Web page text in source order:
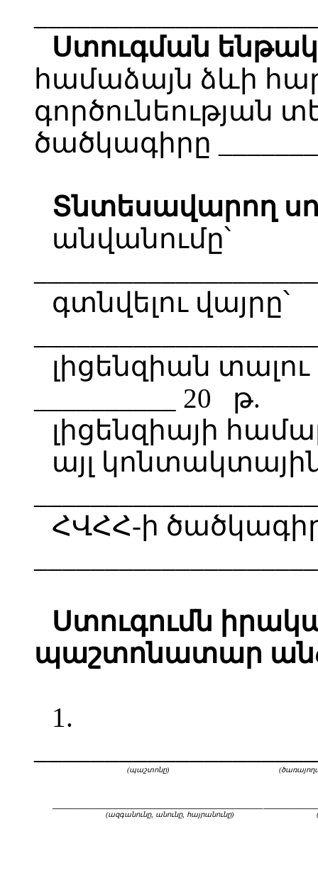
Ստուգման
համաձայն ձևի
գործունեության
ծածկագիրը
Տնտեսավարող
անվանումը՝
գտնվելու վայրը՝
լիցենզիան
__________ 20 թ.
լիցենզիայի
այլ
ՀՎՀՀ-ի
Ստուգումն
պաշտոնատար
1.
(պաշտոնը)
(ազգանունը, անունը, հայրանունը)